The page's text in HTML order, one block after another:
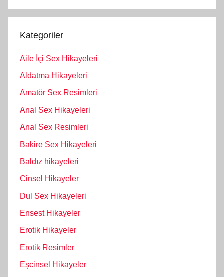
Kategoriler
Aile İçi Sex Hikayeleri
Aldatma Hikayeleri
Amatör Sex Resimleri
Anal Sex Hikayeleri
Anal Sex Resimleri
Bakire Sex Hikayeleri
Baldız hikayeleri
Cinsel Hikayeler
Dul Sex Hikayeleri
Ensest Hikayeler
Erotik Hikayeler
Erotik Resimler
Eşcinsel Hikayeler